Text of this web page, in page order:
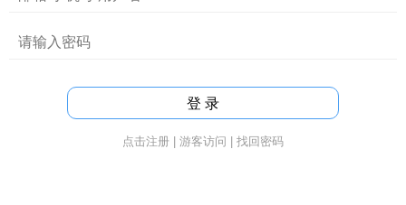
点击注册 游客访问 找回密码